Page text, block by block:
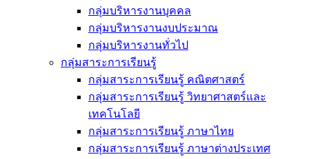
กลุ่มบริหารงานบุคคล
กลุ่มบริหารงานงบประมาณ
กลุ่มบริหารงานทั่วไป
กลุ่มสาระการเรียนรู้
กลุ่มสาระการเรียนรู้ คณิตศาสตร์
กลุ่มสาระการเรียนรู้ วิทยาศาสตร์และ
เทคโนโลยี
กลุ่มสาระการเรียนรู้ ภาษาไทย
กลุ่มสาระการเรียนรู้ ภาษาต่างประเทศ